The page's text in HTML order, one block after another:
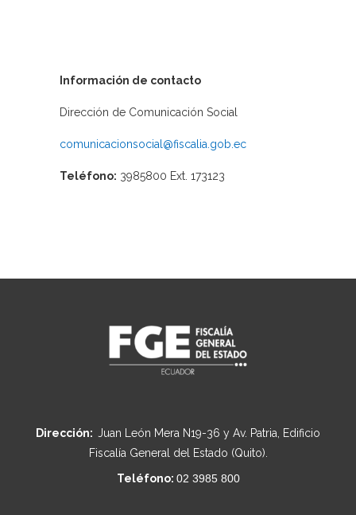
Información de contacto
Dirección de Comunicación Social
comunicacionsocial@fiscalia.gob.ec
Teléfono: 3985800 Ext. 173123
Dirección: Juan León Mera N19-36 y Av. Patria, Edificio
Fiscalía General del Estado (Quito).
Teléfono: 02 3985 800